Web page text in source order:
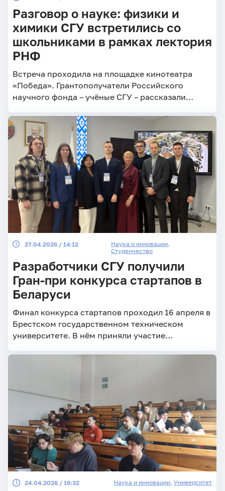
Разговор о науке: физики и
химики СГУ встретились со
школьниками в рамках лектория
РНФ
Встреча проходила на площадке кинотеатра
«Победа». Грантополучатели Российского
научного фонда – учёные СГУ – рассказали
профессиональном пути.
27.04.2026 / 14:12 Наука и инновации,
Студенчество
Разработчики СГУ получили
Гран-при конкурса стартапов в
Беларуси
Финал конкурса стартапов проходил 16 апреля в
Брестском государственном техническом
университете. В нём приняли участие
24.04.2026 / 16:32 Наука и инновации,Университет